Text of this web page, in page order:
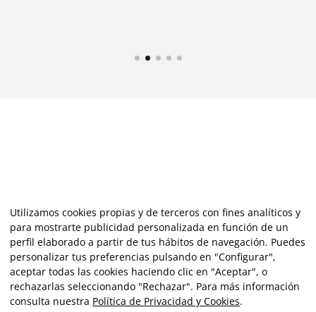
Utilizamos cookies propias y de terceros con fines analíticos y
para mostrarte publicidad personalizada en función de un
perfil elaborado a partir de tus hábitos de navegación. Puedes
personalizar tus preferencias pulsando en "Configurar",
aceptar todas las cookies haciendo clic en "Aceptar", o
rechazarlas seleccionando "Rechazar". Para más información
consulta nuestra Política de Privacidad y Cookies.